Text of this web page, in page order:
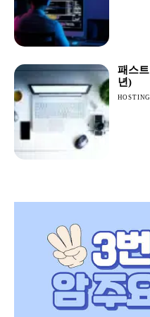
패스
년)
HOSTING